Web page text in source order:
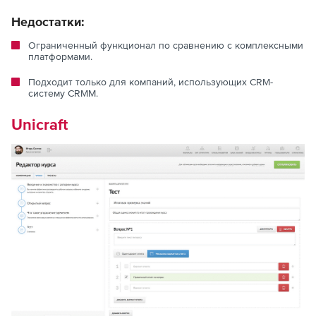
Недостатки:
Ограниченный функционал по сравнению с комплексными
платформами.
Подходит только для компаний, использующих CRM-
систему CRMM.
Unicraft